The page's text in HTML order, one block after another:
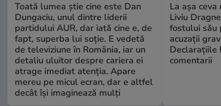
Toată lumea știe cine este Dan
Dungaciu, unul dintre liderii
partidului AUR, dar iată cine e, de
fapt, superba lui soție. E vedetă
de televiziune în România, iar un
detaliu uluitor despre cariera ei
atrage imediat atenția. Apare
mereu pe micul ecran, dar e altfel
decât își imaginează mulți
La așa
Liviu
fostului său
acuzații
Declarațiile
comentarii